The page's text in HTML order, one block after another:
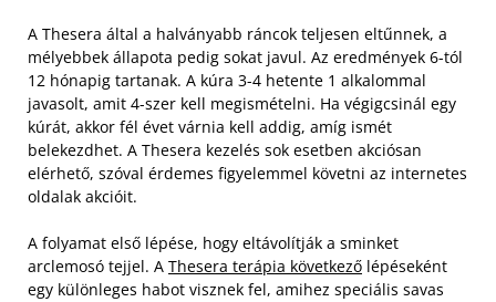
A Thesera által a halványabb ráncok teljesen eltűnnek, a
mélyebbek állapota pedig sokat javul. Az eredmények 6-tól
12 hónapig tartanak. A kúra 3-4 hetente 1 alkalommal
javasolt, amit 4-szer kell megismételni. Ha végigcsinál egy
kúrát, akkor fél évet várnia kell addig, amíg ismét
belekezdhet. A Thesera kezelés sok esetben akciósan
elérhető, szóval érdemes figyelemmel követni az internetes
oldalak akcióit.
A folyamat első lépése, hogy eltávolítják a sminket
arclemosó tejjel. A Thesera terápia következő lépéseként
egy különleges habot visznek fel, amihez speciális savas